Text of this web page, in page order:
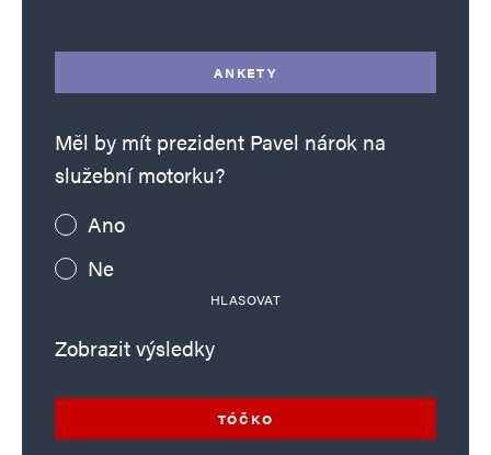
ANKETY
Měl by mít prezident Pavel nárok na
služební motorku?
Ano
Ne
HLASOVAT
Zobrazit výsledky
TÓČKO